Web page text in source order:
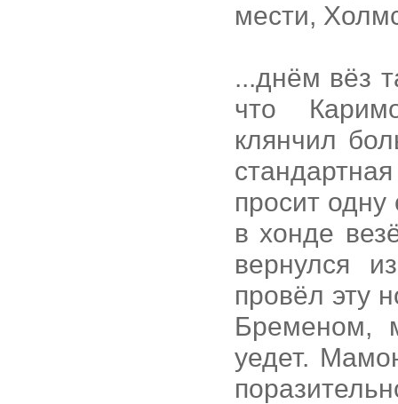
мести,
...днём вёз
что
клянчил
просит
в хонде
вернулся
провёл эту
Бременом,
уедет.